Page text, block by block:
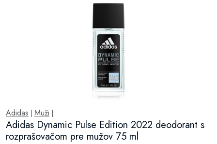
Adidas Muži
Adidas Dynamic Pulse Edition 2022 deodorant s
rozprašovačom pre mužov 75 ml